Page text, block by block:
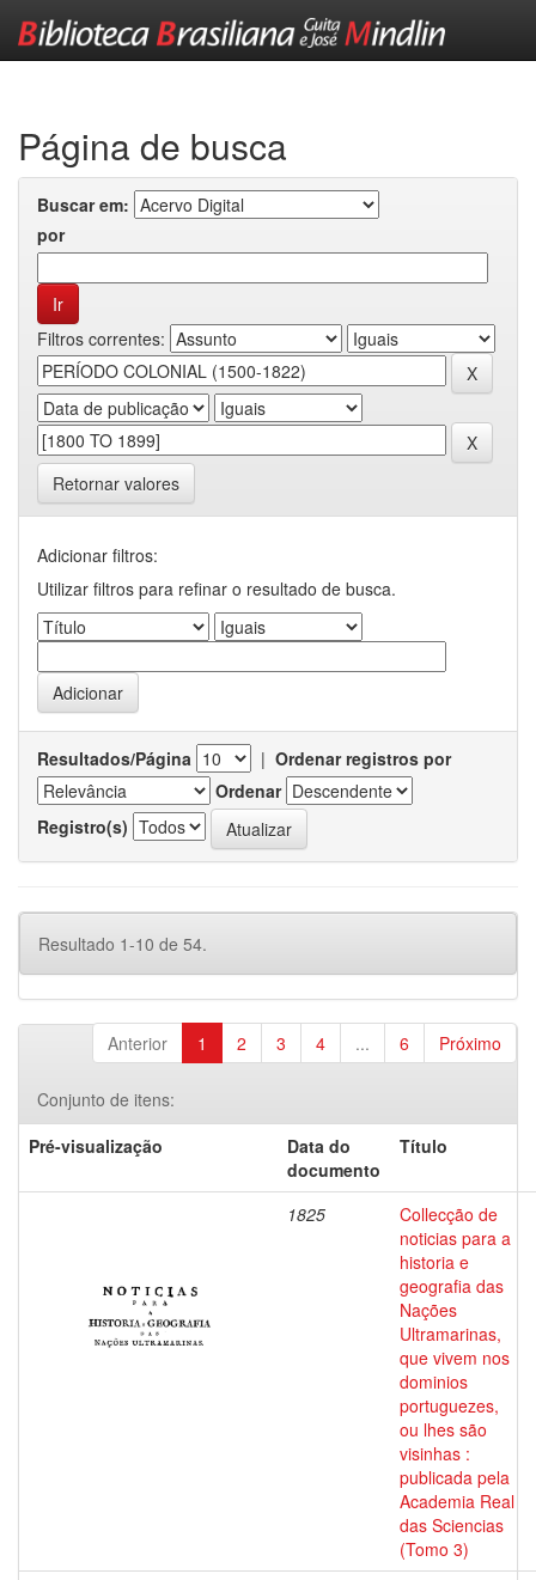
Página de busca
Buscar em:
por
Filtros correntes:
Retornar valores
Adicionar filtros:
Utilizar filtros para refinar o resultado de busca.
Resultados/Página | Ordenar registros por
Ordenar
Registro(s)
Resultado 1-10 de 54.
Anterior 1 2 3 4 ... 6 Próximo
Conjunto de itens:
Pré-visualização
Data do
documento
Título
1825
Collecção de
noticias para a
historia e
geografia das
Nações
Ultramarinas,
que vivem nos
dominios
portuguezes,
ou lhes são
visinhas :
publicada pela
Academia Real
das Sciencias
(Tomo 3)